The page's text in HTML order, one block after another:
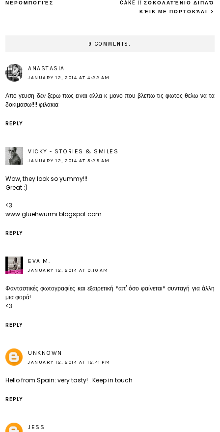
ΝΕΡΟΜΠΟΓΙΈΣ
CAKE // ΣΟΚΟΛΑΤΈΝΙΟ ΔΙΠΛΌ
ΚΈΙΚ ΜΕ ΠΟΡΤΟΚΆΛΙ
9 COMMENTS:
ANASTASIA
JANUARY 12, 2014 AT 4:22 AM
Απο γευση δεν ξερω πως ειναι αλλα κ μονο που βλεπω τις φωτος θελω να τα
δοκιμασω!!!! φιλακια
REPLY
VICKY - STORIES & SMILES
JANUARY 12, 2014 AT 5:29 AM
Wow, they look so yummy!!!
Great :)
<3
www.gluehwurmi.blogspot.com
REPLY
EVA M.
JANUARY 12, 2014 AT 9:10 AM
Φανταστικές φωτογραφίες και εξαιρετική *απ' όσο φαίνεται* συνταγή για άλλη
μια φορά!
<3
REPLY
UNKNOWN
JANUARY 12, 2014 AT 12:41 PM
Hello from Spain: very tasty! . Keep in touch
REPLY
JESS